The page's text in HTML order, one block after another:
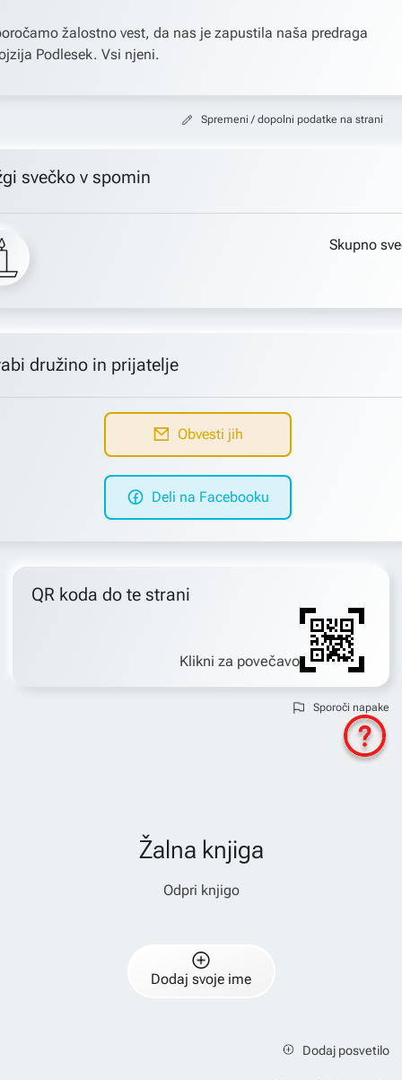
žalostno vest, da nas je zapustila naša predraga
Podlesek. Vsi njeni.
Spremeni / dopolni podatke na strani
svečko v spomin
Skupno
družino in prijatelje
Obvesti jih
Deli na Facebooku
QR koda do te strani
Klikni za povečavo
Sporoči napake
Žalna knjiga
Odpri knjigo
Dodaj svoje ime
Dodaj posvetilo